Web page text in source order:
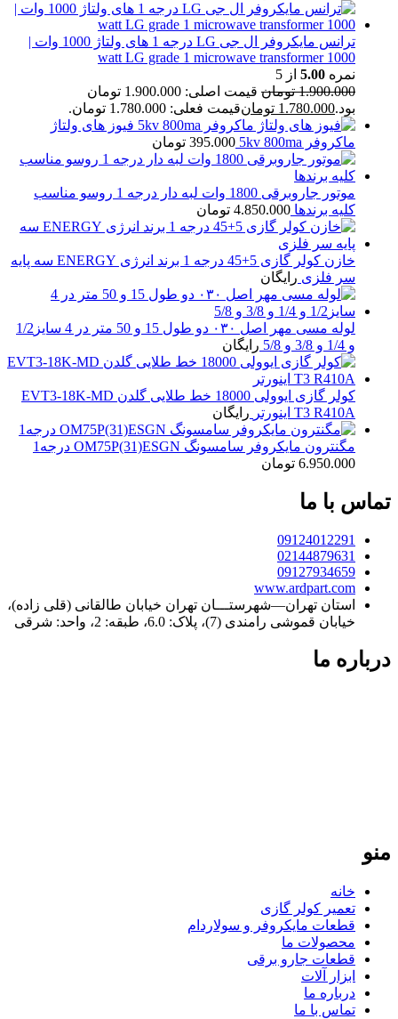
ترانس مایکروفر ال جی LG درجه 1 های ولتاژ 1000 وات |
1000 watt LG grade 1 microwave transformer
نمره 5.00 از 5
1.900.000 تومان
قیمت اصلی: 1.900.000 تومان
بود.1.780.000 تومانقیمت فعلی: 1.780.000 تومان.
فیوز های ولتاژ
ماکروفر 5kv 800ma
395.000 تومان
موتور جاروبرقی 1800 وات لبه دار درجه 1 روسو مناسب
کلیه برندها 4.850.000 تومان
خازن کولر گازی 5+45 درجه 1 برند انرژی ENERGY سه پایه
سر فلزی رایگان
لوله مسی مهر اصل ۰۳۰ دو طول 15 و 50 متر در 4 سایز1/2
و 1/4 و 3/8 و 5/8
رایگان
کولر گازی ایوولی 18000 خط طلایی گلدن EVT3-18K-MD
T3 R410A اینورتر
رایگان
مگنترون مایکروفر سامسونگ OM75P(31)ESGN درجه1
6.950.000 تومان
تماس با ما
09124012291
02144879631
09127934659
www.ardpart.com
استان تهران—شهرستـــان تهران خیابان طالقانی (قلی زاده)،
خیابان قموشی رامندی (7)، پلاک: 6.0، طبقه: 2، واحد: شرقی
درباره ما
منو
خانه
تعمیر کولر گازی
قطعات مایکروفر و سولاردام
محصولات ما
قطعات جارو برقی
ابزار آلات
درباره ما
تماس با ما